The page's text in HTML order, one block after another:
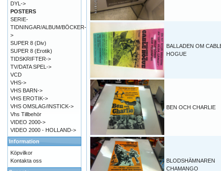
BALLADEN OM
HOGUE
BEN OCH CHARLIE
BLODSHÄMNAREN
CHAMANGO
DYL->
POSTERS
SERIE-
TIDNINGAR/ALBUM/BÖCKER-
>
SUPER 8 (Div)
SUPER 8 (Erotik)
TIDSKRIFTER->
TV/DATA SPEL->
VCD
VHS->
VHS BARN->
VHS EROTIK->
VHS OMSLAG/INSTICK->
Vhs Tillbehör
VIDEO 2000->
VIDEO 2000 - HOLLAND->
Information
Köpvilkor
Kontakta oss